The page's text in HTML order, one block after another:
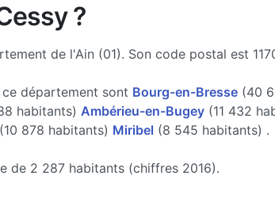
?
de l'Ain (01). Son code postal est
département sont Bourg-en-Bresse(40
habitants) Ambérieu-en-Bugey(11 432
878 habitants) Miribel (8 545 habitants) .
de 2 287 habitants (chiffres 2016).